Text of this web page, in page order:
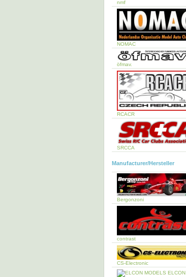
nmf
NOMAC
öfmav.
RCACR
SRCCA
Manufacturer/Hersteller
Bergonzoni
contrast
CS-Electronic
ELCON